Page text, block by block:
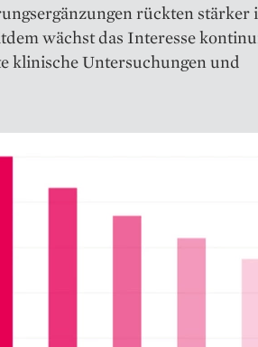
rückten stärker
wächst das Interesse
klinische Untersuchungen und